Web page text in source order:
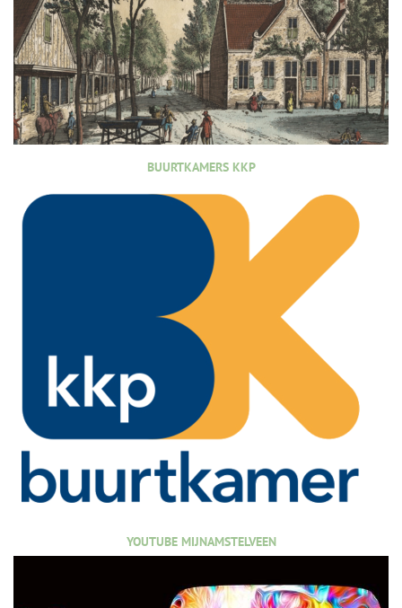
BUURTKAMERS KKP
YOUTUBE MIJNAMSTELVEEN